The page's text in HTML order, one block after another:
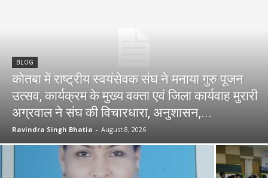
BLOG
कोतबा में राष्ट्रीय स्वयंसेवक संघ ने मनाया गुरु पूजन
उत्सव, कार्यक्रम के मुख्य वक्ता एवं जिला कार्यवाह मुरारी
अग्रवाल ने संघ की विचारधारा, अनुशासन,...
Ravindra Singh Bhatia - August 8, 2026